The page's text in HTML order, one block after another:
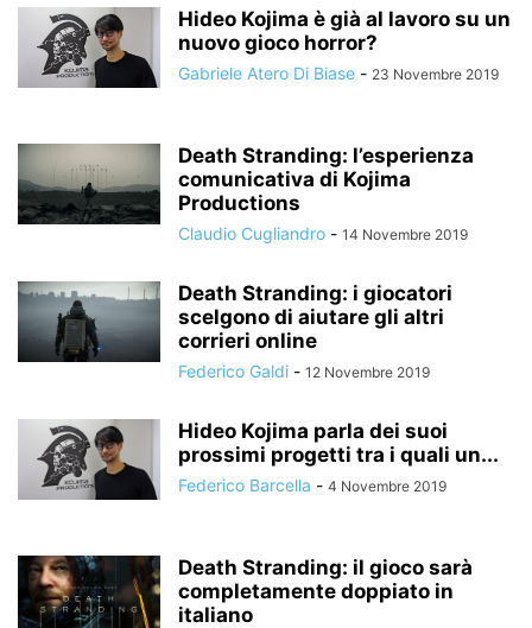
Hideo Kojima è già al lavoro su un
nuovo gioco horror?
Gabriele Atero Di Biase - 23 Novembre 2019
Death Stranding: l’esperienza
comunicativa di Kojima
Productions
Claudio Cugliandro - 14 Novembre 2019
Death Stranding: i giocatori
scelgono di aiutare gli altri
corrieri online
Federico Galdi - 12 Novembre 2019
Hideo Kojima parla dei suoi
prossimi progetti tra i quali un...
Federico Barcella - 4 Novembre 2019
Death Stranding: il gioco sarà
completamente doppiato in
italiano